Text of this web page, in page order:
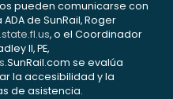
pueden comunicarse con
de SunRail, Roger
, o el Coordinador
II, PE,
.SunRail.com se evalúa
la accesibilidad y la
de asistencia.